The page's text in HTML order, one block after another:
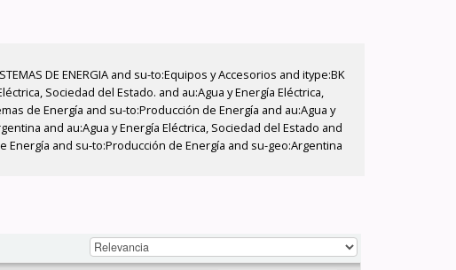
DE ENERGIA and su-to:Equipos y Accesorios and itype:BK
Sociedad del Estado. and au:Agua y Energía Eléctrica,
de Energía and su-to:Producción de Energía and au:Agua y
and au:Agua y Energía Eléctrica, Sociedad del Estado and
Energía and su-to:Producción de Energía and su-geo:Argentina